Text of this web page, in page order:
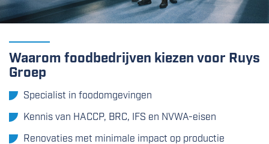
Waarom foodbedrijven kiezen voor Ruys
Groep
Specialist in foodomgevingen
Kennis van HACCP, BRC, IFS en NVWA-eisen
Renovaties met minimale impact op productie